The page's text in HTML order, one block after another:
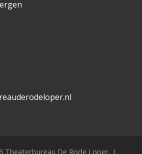
Theaterbureau De Rode Loper. |